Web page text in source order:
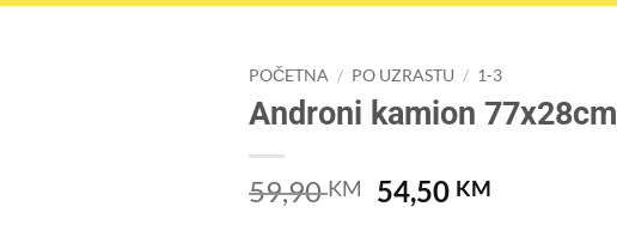
POČETNA / PO UZRASTU / 1-3
Androni kamion 77x28cm
59,90KM
Original
price
54,50 KM